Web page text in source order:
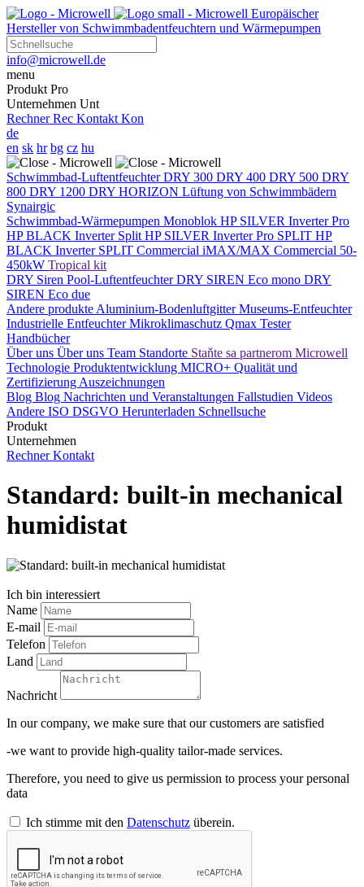
Europäischer
Hersteller von Schwimmbadentfeuchtern und Wärmepumpen
info@microwell.de
menu
Produkt Pro
Unternehmen Unt
Rechner Rec Kontakt Kon
de
en sk hr bg cz hu
Schwimmbad-LuftentfeuchterDRY 300 DRY 400 DRY 500 DRY
800 DRY 1200 DRY HORIZON Lüftung von Schwimmbädern
Synairgic
Schwimmbad-Wärmepumpen Monoblok HP SILVER Inverter Pro
HP BLACK Inverter Split HP SILVER Inverter Pro SPLIT HP
BLACK Inverter SPLIT Commercial iMAX/MAX Commercial 50-
450kW Tropical kit
DRY Siren Pool-LuftentfeuchterDRY SIREN Eco mono DRY
SIREN Eco due
Andere produkte Aluminium-BodenluftgitterMuseums-Entfeuchter
Industrielle EntfeuchterMikroklimaschutz Qmax Tester
Handbücher
Über uns Über uns Team Standorte Staňte sa partnerom Microwell
Technologie Produktentwicklung MICRO+ Qualität und
Zertifizierung Auszeichnungen
Blog Blog Nachrichten und Veranstaltungen Fallstudien Videos
Andere ISO DSGVO Herunterladen Schnellsuche
Produkt
Unternehmen
Rechner Kontakt
Standard: built-in mechanical
humidistat
Ich bin interessiert
Name
E-mail
Telefon
Land
Nachricht
In our company, we make sure that our customers are satisfied
-we want to provide high-quality tailor-made services.
Therefore, you need to give us permission to process your personal
data
Ich stimme mit den Datenschutz überein.